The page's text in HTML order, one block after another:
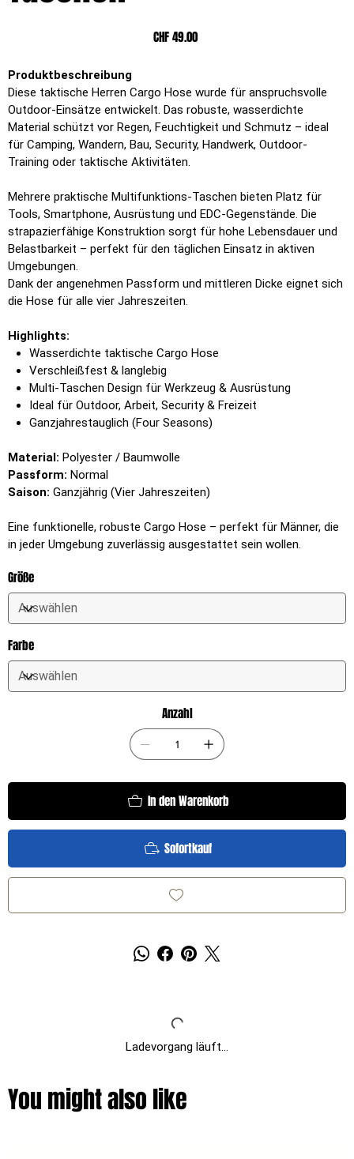
Preis
CHF 49.00
Produktbeschreibung
Diese taktische Herren Cargo Hose wurde für anspruchsvolle
Outdoor-Einsätze entwickelt. Das robuste, wasserdichte
Material schützt vor Regen, Feuchtigkeit und Schmutz – ideal
für Camping, Wandern, Bau, Security, Handwerk, Outdoor-
Training oder taktische Aktivitäten.
Mehrere praktische Multifunktions-Taschen bieten Platz für
Tools, Smartphone, Ausrüstung und EDC-Gegenstände. Die
strapazierfähige Konstruktion sorgt für hohe Lebensdauer und
Belastbarkeit – perfekt für den täglichen Einsatz in aktiven
Umgebungen.
Dank der angenehmen Passform und mittleren Dicke eignet sich
die Hose für alle vier Jahreszeiten.
Highlights:
Wasserdichte taktische Cargo Hose
Verschleißfest & langlebig
Multi-Taschen Design für Werkzeug & Ausrüstung
Ideal für Outdoor, Arbeit, Security & Freizeit
Ganzjahrestauglich (Four Seasons)
Material: Polyester / Baumwolle
Passform: Normal
Saison: Ganzjährig (Vier Jahreszeiten)
Eine funktionelle, robuste Cargo Hose – perfekt für Männer, die
in jeder Umgebung zuverlässig ausgestattet sein wollen.
Größe
Farbe
Anzahl
In den Warenkorb
Sofortkauf
Ladevorgang läuft...
You might also like